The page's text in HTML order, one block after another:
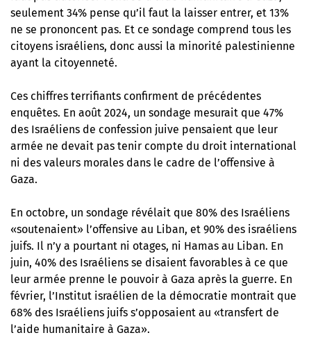
seulement 34% pense qu’il faut la laisser entrer, et 13%
ne se prononcent pas. Et ce sondage comprend tous les
citoyens israéliens, donc aussi la minorité palestinienne
ayant la citoyenneté.
Ces chiffres terrifiants confirment de précédentes
enquêtes. En août 2024, un sondage mesurait que 47%
des Israéliens de confession juive pensaient que leur
armée ne devait pas tenir compte du droit international
ni des valeurs morales dans le cadre de l’offensive à
Gaza.
En octobre, un sondage révélait que 80% des Israéliens
«soutenaient» l’offensive au Liban, et 90% des israéliens
juifs. Il n’y a pourtant ni otages, ni Hamas au Liban. En
juin, 40% des Israéliens se disaient favorables à ce que
leur armée prenne le pouvoir à Gaza après la guerre. En
février, l’Institut israélien de la démocratie montrait que
68% des Israéliens juifs s’opposaient au «transfert de
l’aide humanitaire à Gaza».